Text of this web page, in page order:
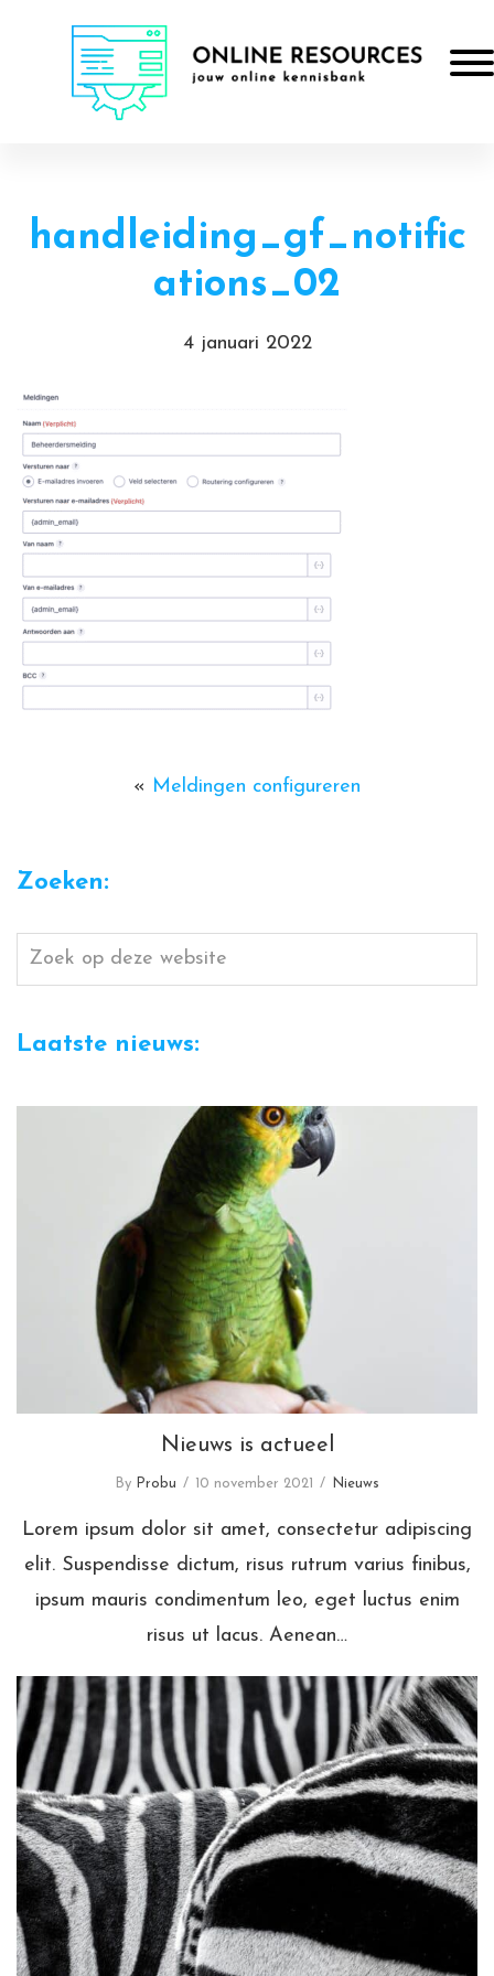
naar
Online Resources
handleiding_gf_notific
ations_02
4 januari 2022
« Meldingen configureren
Zoeken:
Zoek
op
website
Laatste nieuws:
Nieuws is actueel
Nieuws is actueel
By Probu 10 november 2021 Nieuws
Lorem ipsum dolor sit amet, consectetur adipiscing
elit. Suspendisse dictum, risus rutrum varius finibus,
ipsum mauris condimentum leo, eget luctus enim
risus ut lacus. Aenean…
Alles over nieuws